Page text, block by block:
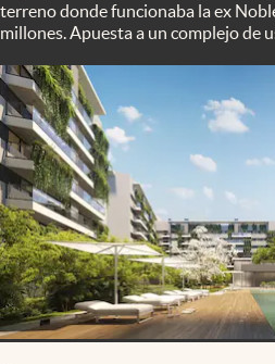
Infotechnology
Clima
Mundial 2026
Eventos Corporativos
El Cronista Studio
Mediakit
abre en nueva pestaña
Argentina
terreno donde funcionaba la ex
millones. Apuesta a un complejo de